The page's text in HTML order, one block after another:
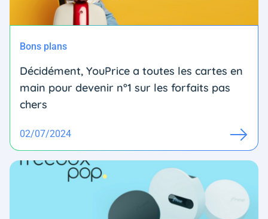
Bons plans
Décidément, YouPrice a toutes les cartes en
main pour devenir n°1 sur les forfaits pas
chers
02/07/2024